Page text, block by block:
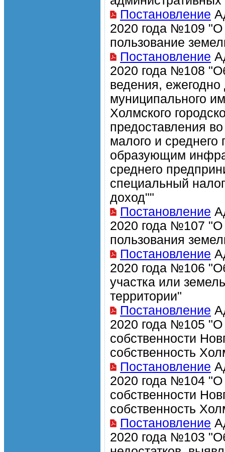
Постановление
2020 года №109 "О
пользование
Постановление
2020 года №108
ведения,
муниципального
Холмского
предоставления
малого и среднего
образующим
среднего
специальный
доход""
Постановление
2020 года №107 "О
пользования
Постановление
2020 года №106
участка или
территории"
Постановление
2020 года №105 "О
собственности
собственность
Постановление
2020 года №104 "О
собственности
собственность
Постановление
2020 года №103